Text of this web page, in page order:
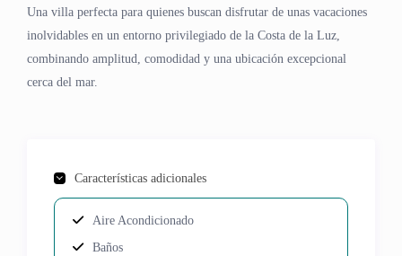
Una villa perfecta para quienes buscan disfrutar de unas vacaciones
inolvidables en un entorno privilegiado de la Costa de la Luz,
combinando amplitud, comodidad y una ubicación excepcional
cerca del mar.
Características adicionales
Aire Acondicionado
Baños